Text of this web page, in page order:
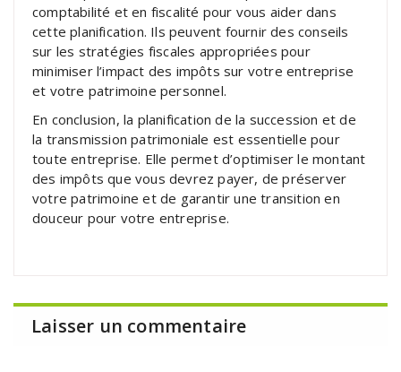
comptabilité et en fiscalité pour vous aider dans
cette planification. Ils peuvent fournir des conseils
sur les stratégies fiscales appropriées pour
minimiser l’impact des impôts sur votre entreprise
et votre patrimoine personnel.
En conclusion, la planification de la succession et de
la transmission patrimoniale est essentielle pour
toute entreprise. Elle permet d’optimiser le montant
des impôts que vous devrez payer, de préserver
votre patrimoine et de garantir une transition en
douceur pour votre entreprise.
Laisser un commentaire